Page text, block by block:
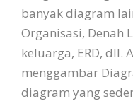
banyak diagram
Organisasi, Denah
keluarga, ERD, dll.
menggambar
diagram yang